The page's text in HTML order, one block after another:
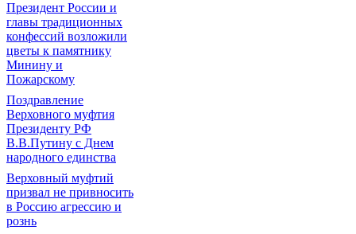
Президент России и
главы традиционных
конфессий возложили
цветы к памятнику
Минину и
Пожарскому
Поздравление
Верховного муфтия
Президенту РФ
В.В.Путину с Днем
народного единства
Верховный муфтий
призвал не привносить
в Россию агрессию и
рознь